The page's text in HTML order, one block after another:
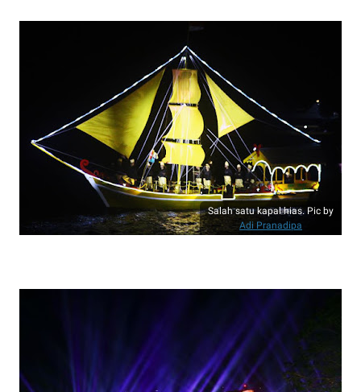
Salah satu kapal hias. Pic by
Adi Pranadipa